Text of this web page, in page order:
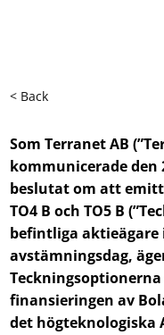
< Back
Som Terranet AB
kommunicerade den
beslutat om att
TO4 B och TO5 B
befintliga aktieägare
avstämningsdag,
finansieringen av
det högteknologiska